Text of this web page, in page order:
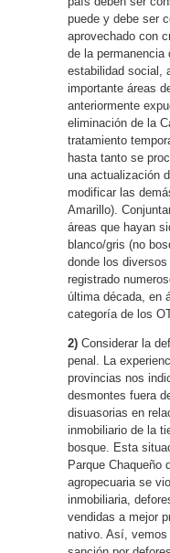
puede y debe ser
aprovechado con
de la permanencia
estabilidad social,
importante áreas
anteriormente
eliminación de la
tratamiento
hasta tanto se
una actualización
modificar las
Amarillo).
áreas que hayan
blanco/gris (no
donde los
registrado
última década, en
categoría de los
2) Considerar la
penal. La
provincias nos
desmontes fuera
disuasorias en
inmobiliario de la
bosque. Esta
Parque Chaqueño
agropecuaria se
inmobiliaria,
vendidas a mejor
nativo. Así, vemos